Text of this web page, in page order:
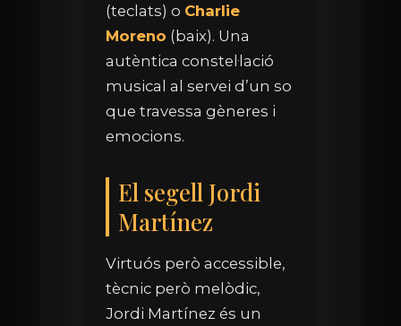
(teclats) o Charlie
Moreno (baix). Una
autèntica constel·lació
musical al servei d’un so
que travessa gèneres i
emocions.
El segell Jordi
Martínez
Virtuós però accessible,
tècnic però melòdic,
Jordi Martínez és un